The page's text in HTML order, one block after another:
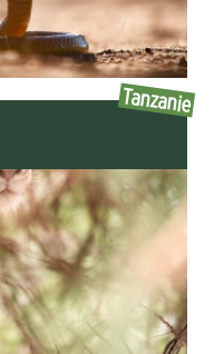
Tanzanie